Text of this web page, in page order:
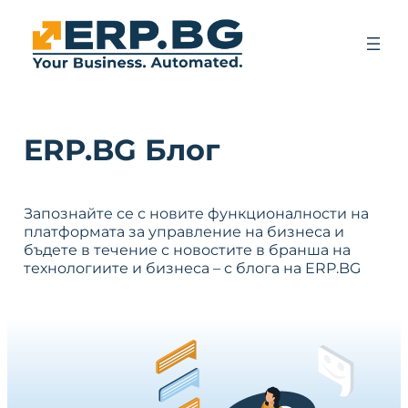
ERP.BG Блог
Запознайте се с новите функционалности на
платформата за управление на бизнеса и
бъдете в течение с новостите в бранша на
технологиите и бизнеса – с блога на ERP.BG